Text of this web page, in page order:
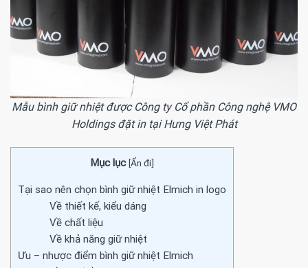
Mẫu bình giữ nhiệt được Công ty Cổ phần Công nghệ VMO
Holdings đặt in tại Hưng Việt Phát
Mục lục [Ẩn đi]
Tại sao nên chọn bình giữ nhiệt Elmich in logo
Về thiết kế, kiểu dáng
Về chất liệu
Về khả năng giữ nhiệt
Ưu – nhược điểm bình giữ nhiệt Elmich